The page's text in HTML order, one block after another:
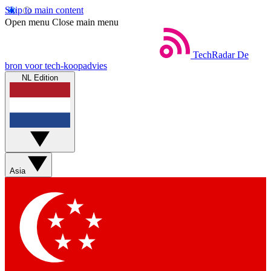
Skip to main content
Open menu Close main menu
TechRadar De
bron voor tech-koopadvies
NL Edition
Asia